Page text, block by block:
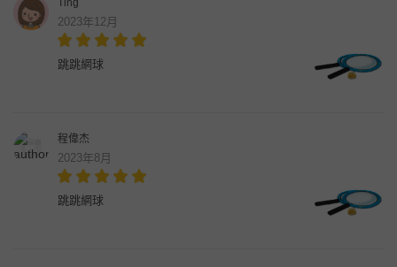
2023年12月
跳跳網球
程偉杰
2023年8月
跳跳網球